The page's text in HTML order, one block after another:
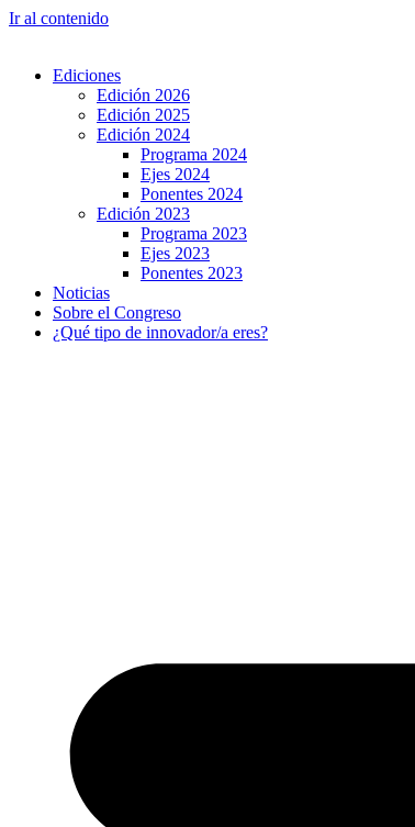
Ir al contenido
Ediciones
Edición 2026
Edición 2025
Edición 2024
Programa 2024
Ejes 2024
Ponentes 2024
Edición 2023
Programa 2023
Ejes 2023
Ponentes 2023
Noticias
Sobre el Congreso
¿Qué tipo de innovador/a eres?